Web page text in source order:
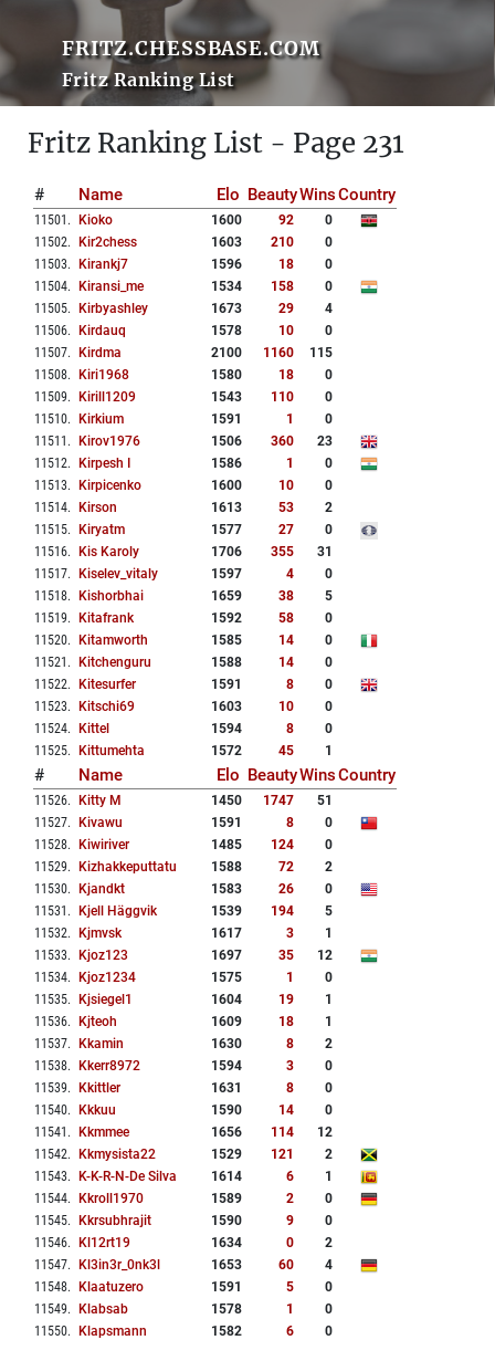
FRITZ.CHESSBASE.COM
Fritz Ranking List
Fritz Ranking List - Page 231
# Name Elo BeautyWinsCountry
11501 . Kioko 1600 92
0
11502. Kir2chess 1603 210
0
11503. Kirankj7 1596 18
0
11504. Kiransi_me 1534 158
0
11505. Kirbyashley 1673 29
4
11506. Kirdauq 1578 10
0
11507. Kirdma 2100 1160
115
11508. Kiri1968 1580 18
0
11509. Kirill1209 1543 110
0
11510. Kirkium 1591 1
0
11511 . Kirov1976 1506 360
23
11512. Kirpesh I 1586 1
0
11513. Kirpicenko 1600 10
0
11514. Kirson 1613 53
2
11515. Kiryatm 1577 27
0
11516. Kis Karoly 1706 355
31
11517. Kiselev_vitaly 1597 4
0
11518. Kishorbhai 1659 38
5
11519. Kitafrank 1592 58
0
11520. Kitamworth 1585 14
0
11521 . Kitchenguru 1588 14
0
11522. Kitesurfer 1591 8
0
11523. Kitschi69 1603 10
0
11524. Kittel 1594 8
0
11525. Kittumehta 1572 45 1
# Name Elo BeautyWinsCountry
11526. Kitty M 1450 1747
51
11527. Kivawu 1591 8
0
11528. Kiwiriver 1485 124
0
11529. Kizhakkeputtatu 1588 72
2
11530. Kjandkt 1583 26
0
11531 . Kjell Häggvik 1539 194
5
11532. Kjmvsk 1617 3
1
11533. Kjoz123 1697 35
12
11534. Kjoz1234 1575 1
0
11535. Kjsiegel1 1604 19
1
11536. Kjteoh 1609 18
1
11537. Kkamin 1630 8
2
11538. Kkerr8972 1594 3
0
11539. Kkittler 1631 8
0
11540. Kkkuu 1590 14
0
11541 . Kkmmee 1656 114
12
11542. Kkmysista22 1529 121
2
11543. K-K-R-N-De Silva 1614 6
1
11544. Kkroll1970 1589 2
0
11545. Kkrsubhrajit 1590 9
0
11546. Kl12rt19 1634 0
2
11547. Kl3in3r_0nk3l 1653 60
4
11548. Klaatuzero 1591 5
0
11549. Klabsab 1578 1
0
11550. Klapsmann 1582 6 0